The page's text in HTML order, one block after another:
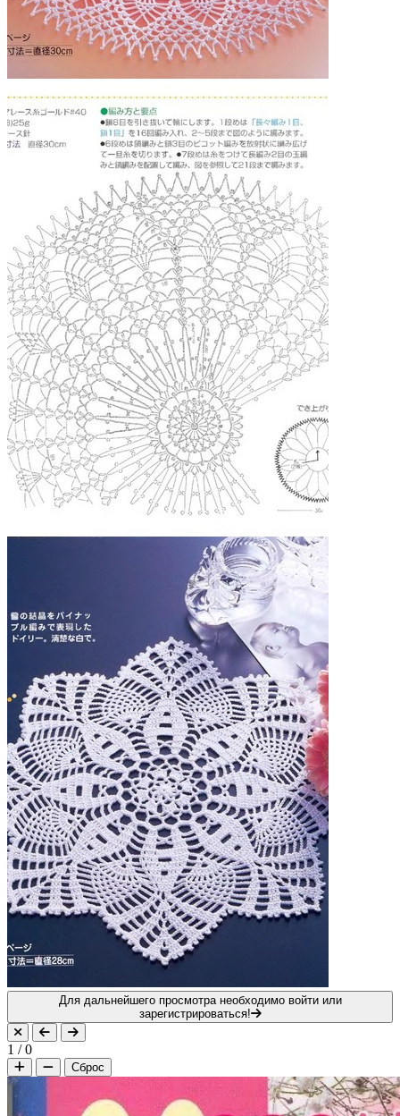
Для дальнейшего просмотра необходимо войти или
зарегистрироваться!
1 /0
Сброс